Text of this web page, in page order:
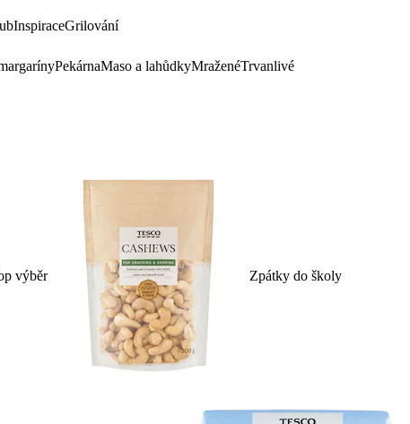
InspiraceGrilování
PekárnaMaso a lahůdkyMraženéTrvanlivé
výběr Zpátky do školy